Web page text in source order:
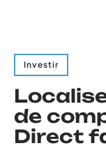
Investir
de
Direct